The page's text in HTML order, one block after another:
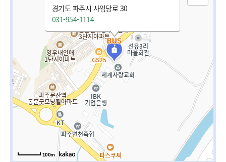
경기도 파주시 사임당로 30
031-954-1114
100m